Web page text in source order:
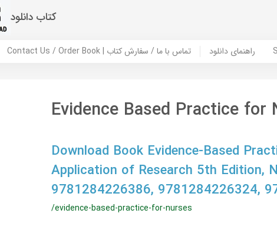
کتاب دانلود
Contact Us / Order Book | تماس با ما / سفارش کتاب راهنمای دانلود
Evidence Based Practice for
Download Book Evidence-Based
Application of Research 5th Edition,
9781284226386, 9781284226324,
/evidence-based-practice-for-nurses